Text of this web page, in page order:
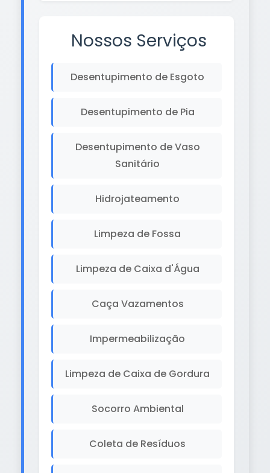
Nossos Serviços
Desentupimento de Esgoto
Desentupimento de Pia
Desentupimento de Vaso
Sanitário
Hidrojateamento
Limpeza de Fossa
Limpeza de Caixa d'Água
Caça Vazamentos
Impermeabilização
Limpeza de Caixa de Gordura
Socorro Ambiental
Coleta de Resíduos